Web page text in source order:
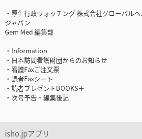
・厚生行政ウォッチング 株式会社グローバル
ジャパン
Gem Med 編集部
・Information
・日本訪問看護財団からのお知らせ
・看護Faxご注文票
・読者Faxシート
・読者プレゼントBOOKS＋
・次号予告・編集後記
isho.jpアプリ